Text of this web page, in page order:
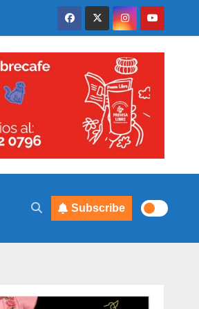
Subscribe